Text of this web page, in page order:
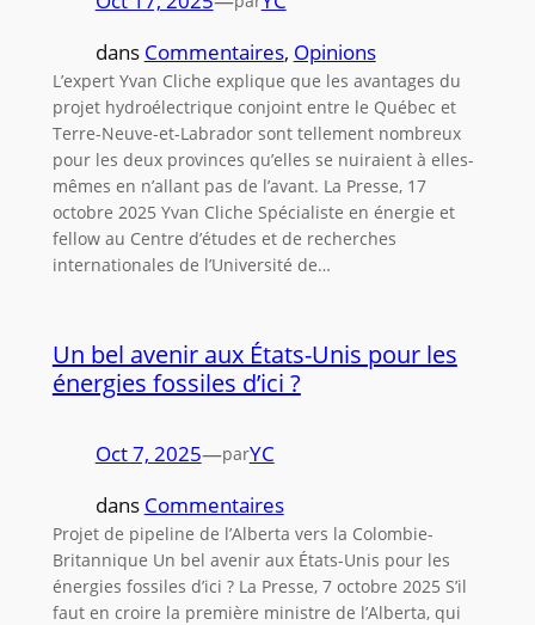
dans Commentaires, Opinions
L’expert Yvan Cliche explique que les avantages du
projet hydroélectrique conjoint entre le Québec et
Terre-Neuve-et-Labrador sont tellement nombreux
pour les deux provinces qu’elles se nuiraient à elles-
mêmes en n’allant pas de l’avant. La Presse, 17
octobre 2025 Yvan Cliche Spécialiste en énergie et
fellow au Centre d’études et de recherches
internationales de l’Université de…
Un bel avenir aux États-Unis pour les
énergies fossiles d’ici ?
Oct 7, 2025—parYC
dans Commentaires
Projet de pipeline de l’Alberta vers la Colombie-
Britannique Un bel avenir aux États-Unis pour les
énergies fossiles d’ici ? La Presse, 7 octobre 2025 S’il
faut en croire la première ministre de l’Alberta, qui